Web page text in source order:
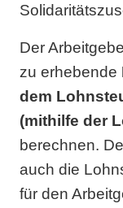
Der
zu erhebende
dem
(mithilfe der
berechnen.
auch die
für den